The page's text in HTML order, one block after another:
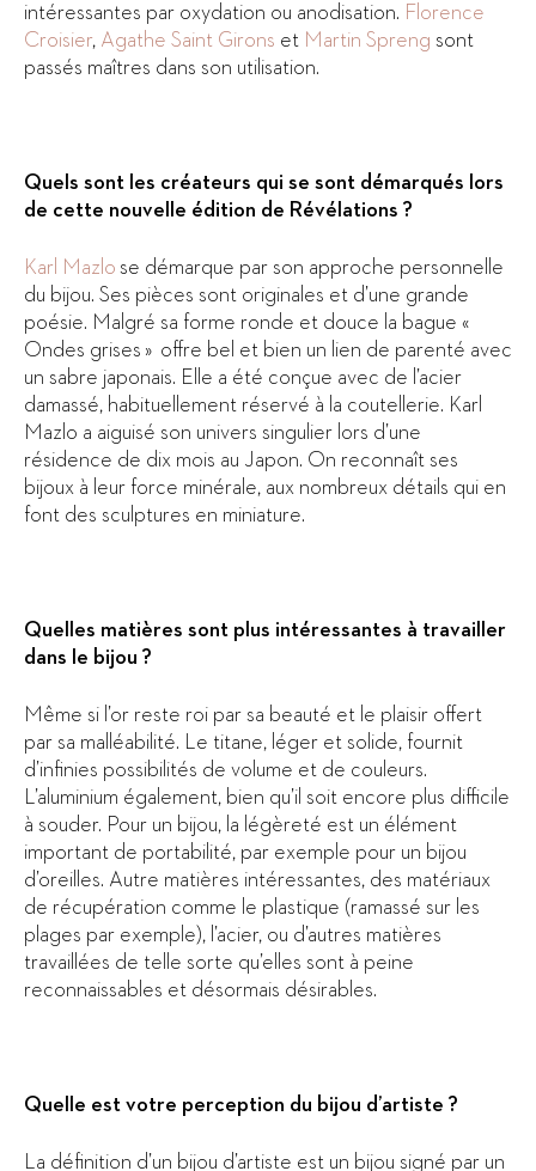
intéressantes par oxydation ou anodisation. Florence
Croisier, Agathe Saint Girons et Martin Spreng sont
passés maîtres dans son utilisation.
Quels sont les créateurs qui se sont démarqués lors
de cette nouvelle édition de Révélations ?
Karl Mazlo se démarque par son approche personnelle
du bijou. Ses pièces sont originales et d’une grande
poésie. Malgré sa forme ronde et douce la bague «
Ondes grises » offre bel et bien un lien de parenté avec
un sabre japonais. Elle a été conçue avec de l’acier
damassé, habituellement réservé à la coutellerie. Karl
Mazlo a aiguisé son univers singulier lors d’une
résidence de dix mois au Japon. On reconnaît ses
bijoux à leur force minérale, aux nombreux détails qui en
font des sculptures en miniature.
Quelles matières sont plus intéressantes à travailler
dans le bijou ?
Même si l’or reste roi par sa beauté et le plaisir offert
par sa malléabilité. Le titane, léger et solide, fournit
d’infinies possibilités de volume et de couleurs.
L’aluminium également, bien qu’il soit encore plus difficile
à souder. Pour un bijou, la légèreté est un élément
important de portabilité, par exemple pour un bijou
d’oreilles. Autre matières intéressantes, des matériaux
de récupération comme le plastique (ramassé sur les
plages par exemple), l’acier, ou d’autres matières
travaillées de telle sorte qu’elles sont à peine
reconnaissables et désormais désirables.
Quelle est votre perception du bijou d’artiste ?
La définition d’un bijou d’artiste est un bijou signé par un